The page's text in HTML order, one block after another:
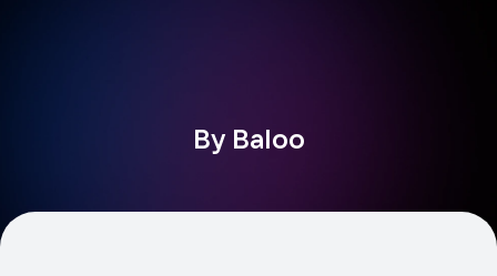
By Baloo